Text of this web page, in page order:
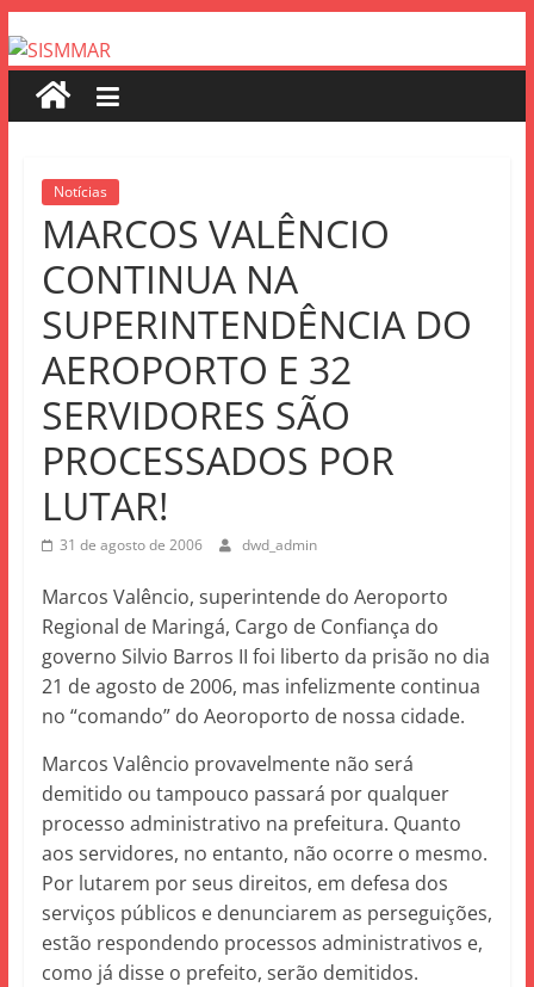
Notícias
MARCOS VALÊNCIO
CONTINUA NA
SUPERINTENDÊNCIA DO
AEROPORTO E 32
SERVIDORES SÃO
PROCESSADOS POR
LUTAR!
31 de agosto de 2006 dwd_admin
Marcos Valêncio, superintende do Aeroporto
Regional de Maringá, Cargo de Confiança do
governo Silvio Barros II foi liberto da prisão no dia
21 de agosto de 2006, mas infelizmente continua
no “comando” do Aeoroporto de nossa cidade.
Marcos Valêncio provavelmente não será
demitido ou tampouco passará por qualquer
processo administrativo na prefeitura. Quanto
aos servidores, no entanto, não ocorre o mesmo.
Por lutarem por seus direitos, em defesa dos
serviços públicos e denunciarem as perseguições,
estão respondendo processos administrativos e,
como já disse o prefeito, serão demitidos.